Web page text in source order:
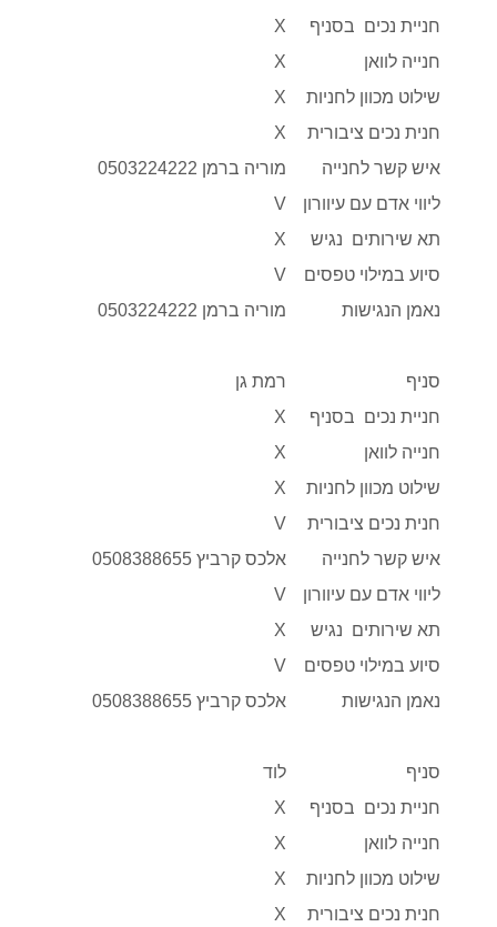
חניית נכים בסניף
X
חנייה לוואן
X
שילוט מכוון לחניות
X
חנית נכים ציבורית
X
איש קשר לחנייה
מוריה ברמן 0503224222
ליווי אדם עם עיוורון
V
תא שירותים נגיש
X
סיוע במילוי טפסים
V
נאמן הנגישות
מוריה ברמן 0503224222
סניף
רמת גן
חניית נכים בסניף
X
חנייה לוואן
X
שילוט מכוון לחניות
X
חנית נכים ציבורית
V
איש קשר לחנייה
אלכס קרביץ 0508388655
ליווי אדם עם עיוורון
V
תא שירותים נגיש
X
סיוע במילוי טפסים
V
נאמן הנגישות
אלכס קרביץ 0508388655
סניף
לוד
חניית נכים בסניף
X
חנייה לוואן
X
שילוט מכוון לחניות
X
חנית נכים ציבורית
X